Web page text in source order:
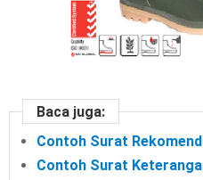
Baca juga:
Contoh Surat
Contoh Surat